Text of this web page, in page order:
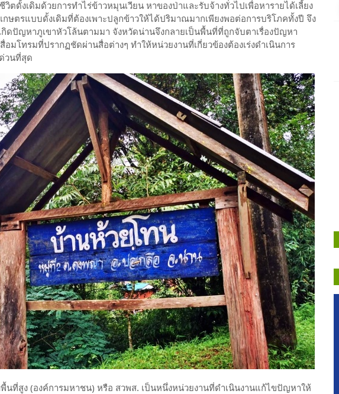
วิตดั้งเดิมด้วยการทำไร่ข้าวหมุนเวียน หาของป่าและรับจ้างทั่วไปเพื่อหารายได้เลี้ยง
กษตรแบบดั้งเดิมที่ต้องเพาะปลูกข้าวให้ได้ปริมาณมากเพียงพอต่อการบริโภคทั้งปี จึง
กิดปัญหาภูเขาหัวโล้นตามมา จังหวัดน่านจึงกลายเป็นพื้นที่ที่ถูกจับตาเรื่องปัญหา
อมโทรมที่ปรากฏชัดผ่านสื่อต่างๆ ทำให้หน่วยงานที่เกี่ยวข้องต้องเร่งดำเนินการ
วนที่สุด
ที่สูง (องค์การมหาชน) หรือ สวพส. เป็นหนึ่งหน่วยงานที่ดำเนินงานแก้ไขปัญหาให้